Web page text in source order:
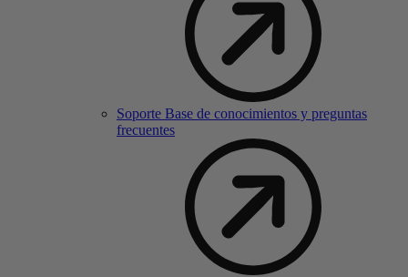
Soporte Base de conocimientos y preguntas
frecuentes